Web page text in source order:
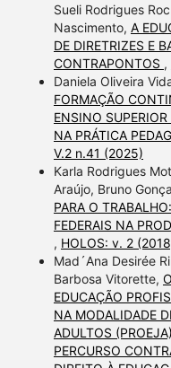
Sueli Rodrigues
Nascimento, A
DE DIRETRIZES E
CONTRAPONTOS ,
Daniela Oliveira
FORMAÇÃO
ENSINO
NA PRÁTICA
V.2 n.41 (2025)
Karla Rodrigues
Araújo, Bruno
PARA O
FEDERAIS NA
, HOLOS: v. 2
Mad´Ana Desirée
Barbosa Vitorette,
EDUCAÇÃO
NA MODALIDADE
ADULTOS
PERCURSO